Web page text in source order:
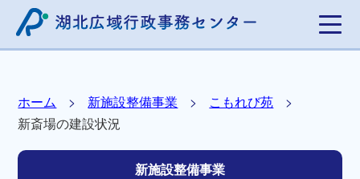
ホーム 新施設整備事業
こもれび苑
新斎場の建設状況
新施設整備事業